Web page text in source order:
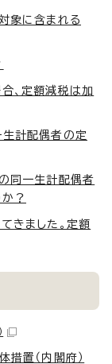
象に含まれる
、定額減税は加
計配偶者の定
同一生計配偶者
？
きました。定額
置（内閣府）